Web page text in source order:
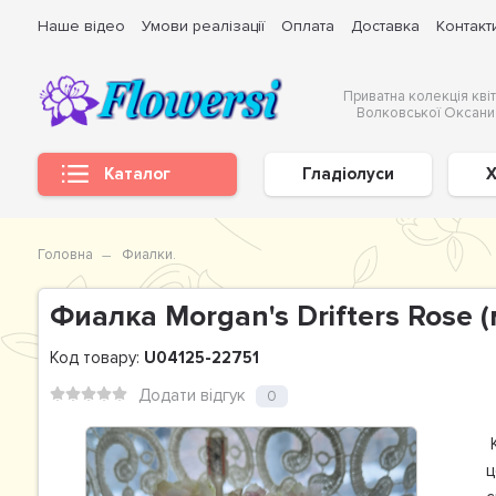
Наше відео Умови реалізації Оплата Доставка
Приватна колекція
Волковської Оксани
Каталог Гладіолуси
Головна Фиалки.
Фиалка Morgan's Drifters Rose
Код товару: U04125-22751
Додати відгук
0